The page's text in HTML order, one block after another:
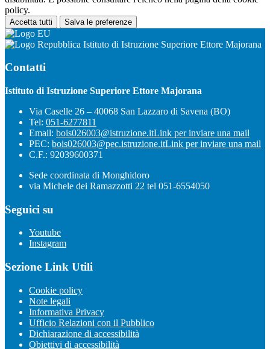
policy.
Accetta tutti Salva le preferenze
Istituto di Istruzione Superiore Ettore Majorana
Contatti
Istituto di Istruzione Superiore Ettore Majorana
Via Caselle 26 – 40068 San Lazzaro di Savena (BO)
Tel: 051-6277811
Email: bois026003@istruzione.itLink per inviare una mail
PEC: bois026003@pec.istruzione.itLink per inviare una mail
C.F.: 92039600371
Sede coordinata di Monghidoro
via Michele dei Ramazzotti 22 tel 051-6554050
Seguici su
Youtube
Instagram
Sezione Link Utili
Cookie policy
Note legali
Informativa Privacy
Ufficio Relazioni con il Pubblico
Dichiarazione di accessibilità
Obiettivi di accessibilità